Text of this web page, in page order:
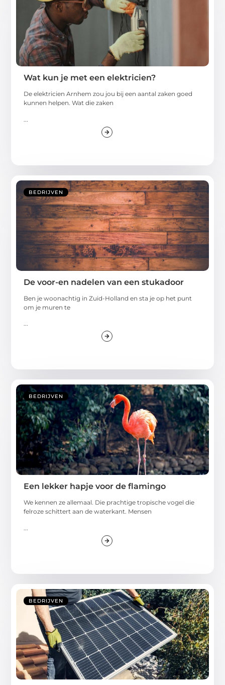
Wat kun je met een elektricien?
De elektricien Arnhem zou jou bij een aantal zaken goed
kunnen helpen. Wat die zaken
BEDRIJVEN
De voor-en nadelen van een stukadoor
Ben je woonachtig in Zuid-Holland en sta je op het punt
om je muren te
...
BEDRIJVEN
Een lekker hapje voor de flamingo
We kennen ze allemaal. Die prachtige tropische vogel die
felroze schittert aan de waterkant. Mensen
BEDRIJVEN